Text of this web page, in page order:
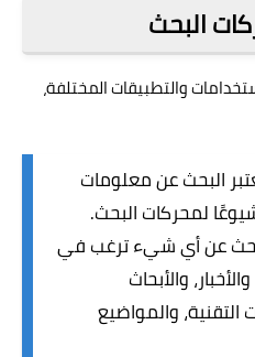
البحث
والتطبيقات المختلفة،
البحث عن معلومات
لمحركات البحث.
عن أي شيء ترغب في
والأبحاث
التقنية، والمواضيع